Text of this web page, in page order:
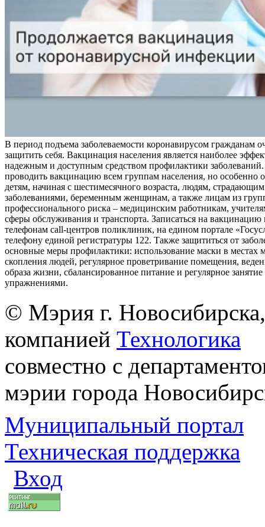
В период подъема заболеваемости коронавирусом гражданам
защитить себя. Вакцинация населения является наиболее
надежным и доступным средством профилактики заболеваний.
проводить вакцинацию всем группам населения, но особенно
детям, начиная с шестимесячного возраста, людям,
заболеваниями, беременным женщинам, а также лицам из
профессионального риска – медицинским работникам,
сферы обслуживания и транспорта. Записаться на
телефонам call-центров поликлиник, на едином портале
телефону единой регистратуры 122. Также защититься от
основные меры профилактики: использование маски в местах
скопления людей, регулярное проветривание помещения,
образа жизни, сбалансированное питание и регулярное
упражнениями.
© Мэрия г.
компанией Технологика
совместно с
мэрии города
Муниципальный портал
Техническая поддержка
Вход